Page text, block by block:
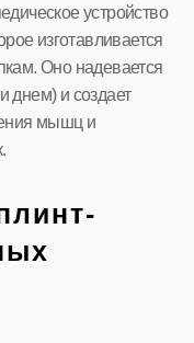
устройство
изготавливается
Оно надевается
днем) и создает
мышц и